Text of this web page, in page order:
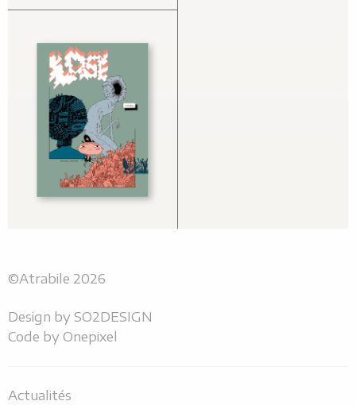
©Atrabile 2026
Design by SO2DESIGN
Code by Onepixel
Actualités